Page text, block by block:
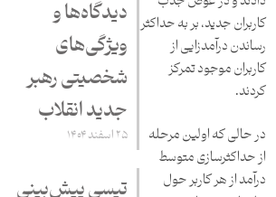
کاربران جدید، بر به حداکثر
رساندن درآمدزایی از
کاربران موجود تمرکز
کردند.
در حالی که اولین مرحله
از حداکثرسازی متوسط
درآمد از هر کاربر حول
دیدگاه‌ها و
ویژگی‌های
شخصیتی رهبر
جدید انقلاب
۲۵ اسفند ۱۴۰۴
تپسی پیش‌بینی